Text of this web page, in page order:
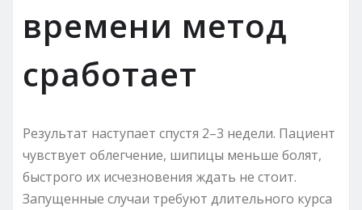
времени метод
сработает
Результат наступает спустя 2–3 недели. Пациент
чувствует облегчение, шипицы меньше болят,
быстрого их исчезновения ждать не стоит.
Запущенные случаи требуют длительного курса